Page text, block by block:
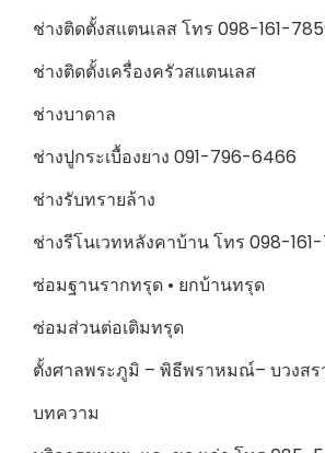
ช่างติดตั้งสแตนเลส โทร 098-161-
ช่างติดตั้งเครื่องครัวสแตนเลส
ช่างบาดาล
ช่างปูกระเบื้องยาง 091-796-6466
ช่างรับทรายล้าง
ช่างรีโนเวทหลังคาบ้าน โทร 098-
ซ่อมฐานรากทรุด • ยกบ้านทรุด
ซ่อมส่วนต่อเติมทรุด
ตั้งศาลพระภูมิ – พิธีพราหมณ์– บวงสร
บทความ